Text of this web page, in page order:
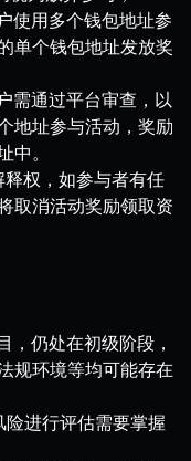
使用多个钱包地址参
单个钱包地址发放奖
需通过平台审查，以
地址参与活动，奖励
中。
权，如参与者有任
取消活动奖励领取资
，仍处在初级阶段，
规环境等均可能存在
进行评估需要掌握